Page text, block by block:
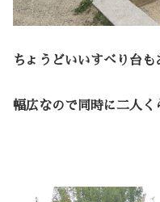
ちょうどいいすべり台も
幅広なので同時に二人く